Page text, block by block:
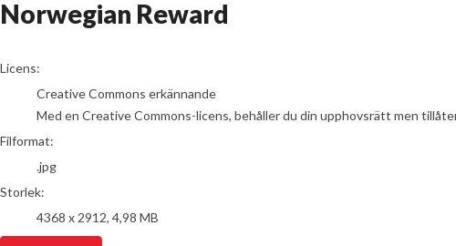
Norwegian Reward
go to media item
Licens:
Creative Commons erkännande
Med en Creative Commons-licens, behåller du din upphovsrätt men
Filformat:
.jpg
Storlek:
4368 x 2912, 4,98 MB